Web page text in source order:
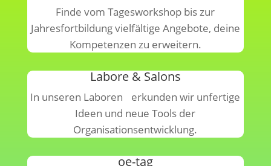
Finde vom Tagesworkshop bis zur
Jahresfortbildung vielfältige Angebote, deine
Kompetenzen zu erweitern.
Labore & Salons
In unseren Laboren erkunden wir unfertige
Ideen und neue Tools der
Organisationsentwicklung.
oe-tag